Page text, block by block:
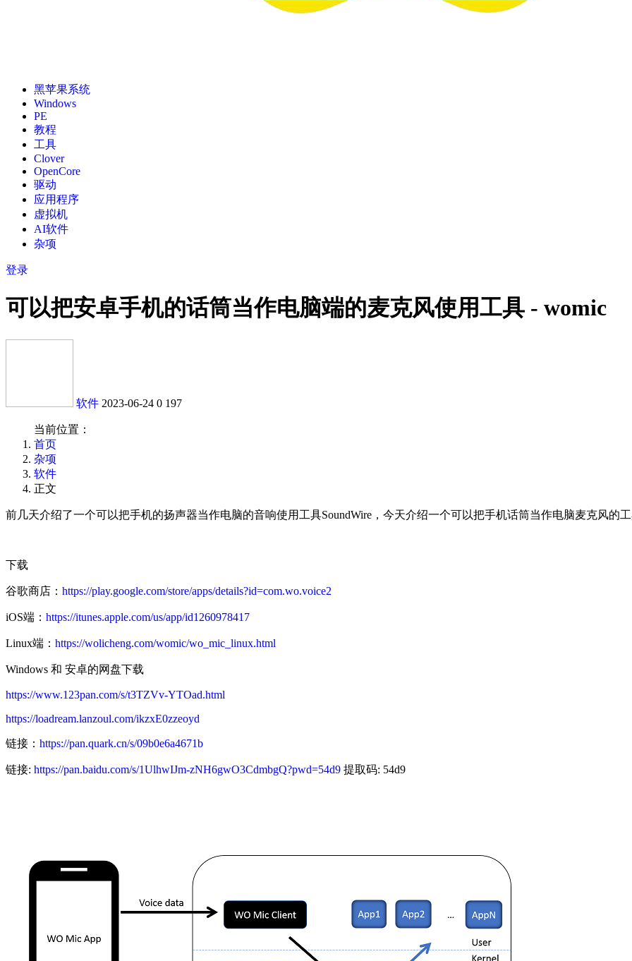
黑苹果系统
Windows
PE
教程
工具
Clover
OpenCore
驱动
应用程序
虚拟机
AI软件
杂项
登录
可以把安卓手机的话筒当作电脑端的麦克风使用工具 - womic
软件 2023-06-24 0 197
当前位置：
首页
杂项
软件
正文
前几天介绍了一个可以把手机的扬声器当作电脑的音响使用工具SoundWire，今天介绍一个可以把手机话筒当作电脑麦克风的
下载
谷歌商店： https://play.google.com/store/apps/details?id=com.wo.voice2
iOS端： https://itunes.apple.com/us/app/id1260978417
Linux端： https://wolicheng.com/womic/wo_mic_linux.html
Windows 和 安卓的网盘下载
https://www.123pan.com/s/t3TZVv-YTOad.html
https://loadream.lanzoul.com/ikzxE0zzeoyd
链接： https://pan.quark.cn/s/09b0e6a4671b
链接: https://pan.baidu.com/s/1UlhwIJm-zNH6gwO3CdmbgQ?pwd=54d9 提取码: 54d9